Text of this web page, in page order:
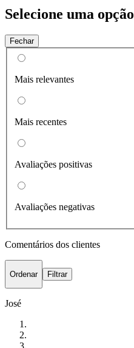
Selecione uma opção
Fechar
Mais relevantes
Mais recentes
Avaliações positivas
Avaliações negativas
Comentários dos clientes
Ordenar Filtrar
José